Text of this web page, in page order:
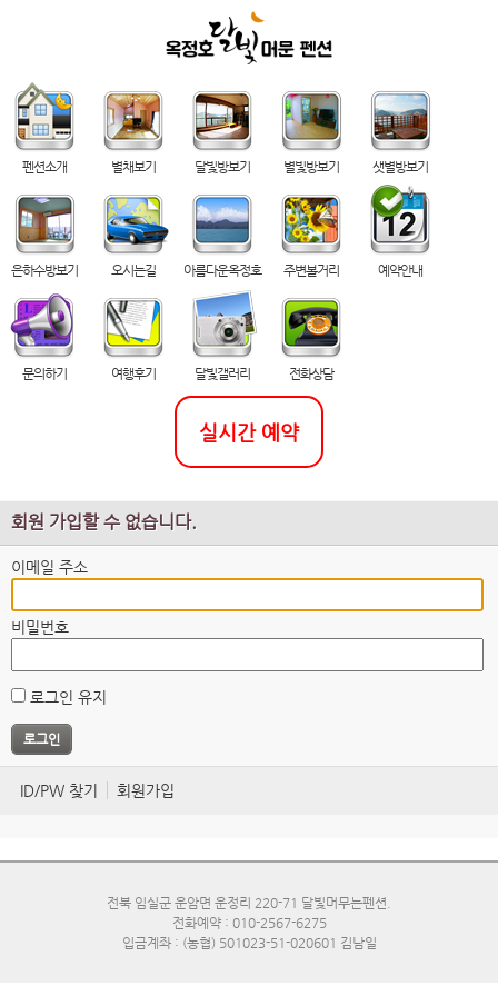
펜션소개 별채보기 달빛방보기 별빛방보기 샛별방보기
은하수방보기 오시는길 아름다운옥정호 주변볼거리 예약안내
문의하기 여행후기 달빛갤러리 전화상담
실시간 예약
회원 가입할 수 없습니다.
이메일 주소
비밀번호
로그인 유지
ID/PW 찾기 회원가입
전북 임실군 운암면 운정리 220-71 달빛머무는펜션.
전화예약 : 010-2567-6275
입금계좌 : (농협) 501023-51-020601 김남일